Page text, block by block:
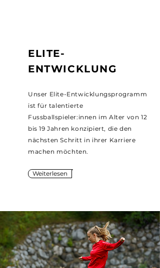
ELITE-
ENTWICKLUNG
Unser Elite-Entwicklungsprogramm
ist für talentierte
Fussballspieler:innen im Alter von 12
bis 19 Jahren konzipiert, die den
nächsten Schritt in ihrer Karriere
machen möchten.
Weiterlesen